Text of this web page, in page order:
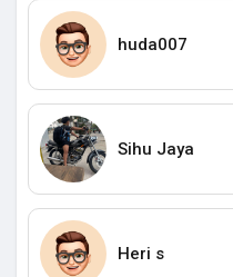
huda007
Sihu Jaya
Heri s